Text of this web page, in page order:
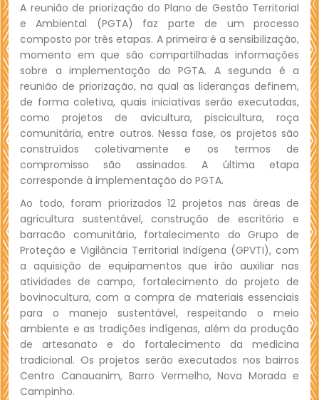
A reunião de priorização do Plano de Gestão Territorial
e Ambiental (PGTA) faz parte de um processo
composto por três etapas. A primeira é a sensibilização,
momento em que são compartilhadas informações
sobre a implementação do PGTA. A segunda é a
reunião de priorização, na qual as lideranças definem,
de forma coletiva, quais iniciativas serão executadas,
como projetos de avicultura, piscicultura, roça
comunitária, entre outros. Nessa fase, os projetos são
construídos coletivamente e os termos de
compromisso são assinados. A última etapa
corresponde à implementação do PGTA.
Ao todo, foram priorizados 12 projetos nas áreas de
agricultura sustentável, construção de escritório e
barracão comunitário, fortalecimento do Grupo de
Proteção e Vigilância Territorial Indígena (GPVTI), com
a aquisição de equipamentos que irão auxiliar nas
atividades de campo, fortalecimento do projeto de
bovinocultura, com a compra de materiais essenciais
para o manejo sustentável, respeitando o meio
ambiente e as tradições indígenas, além da produção
de artesanato e do fortalecimento da medicina
tradicional. Os projetos serão executados nos bairros
Centro Canauanim, Barro Vermelho, Nova Morada e
Campinho.